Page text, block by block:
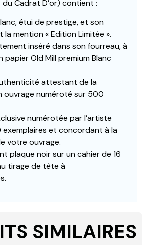
Cadrat D’or) contient :
étui de prestige, et son
mention « Edition Limitée ».
inséré dans son fourreau, à
papier Old Mill premium Blanc
attestant de la
ouvrage numéroté sur 500
numérotée par l’artiste
exemplaires et concordant à la
votre ouvrage.
plaque noir sur un cahier de 16
tirage de tête à
SIMILAIRES